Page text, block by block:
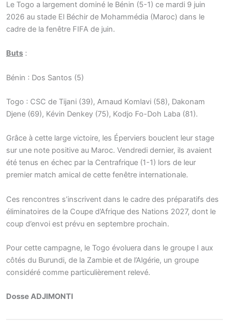
Le Togo a largement dominé le Bénin (5-1) ce mardi 9 juin
2026 au stade El Béchir de Mohammédia (Maroc) dans le
cadre de la fenêtre FIFA de juin.
Buts :
Bénin : Dos Santos (5)
Togo : CSC de Tijani (39), Arnaud Komlavi (58), Dakonam
Djene (69), Kévin Denkey (75), Kodjo Fo-Doh Laba (81).
Grâce à cette large victoire, les Éperviers bouclent leur stage
sur une note positive au Maroc. Vendredi dernier, ils avaient
été tenus en échec par la Centrafrique (1-1) lors de leur
premier match amical de cette fenêtre internationale.
Ces rencontres s’inscrivent dans le cadre des préparatifs des
éliminatoires de la Coupe d’Afrique des Nations 2027, dont le
coup d’envoi est prévu en septembre prochain.
Pour cette campagne, le Togo évoluera dans le groupe I aux
côtés du Burundi, de la Zambie et de l’Algérie, un groupe
considéré comme particulièrement relevé.
Dosse ADJIMONTI